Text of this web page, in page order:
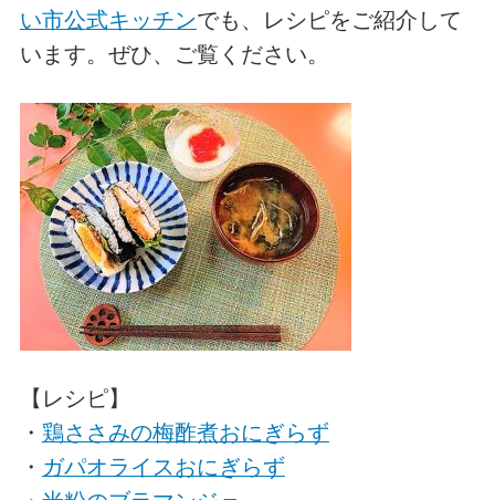
い市公式キッチンでも、レシピをご紹介して
います。ぜひ、ご覧ください。
【レシピ】
・ 鶏ささみの梅酢煮おにぎらず
・ ガパオライスおにぎらず